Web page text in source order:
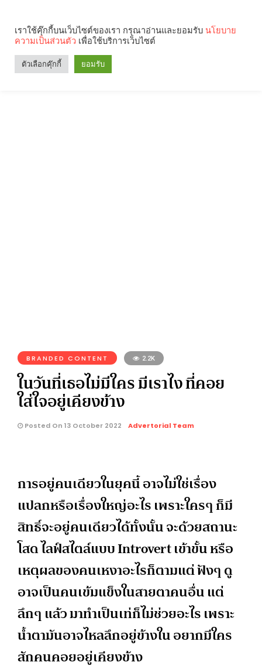
BRANDED CONTENT 2.2K
ในวันที่เธอไม่มีใคร มีเราไง ที่คอย
ใส่ใจอยู่เคียงข้าง
Posted On 13 October 2022 Advertorial Team
การอยู่คนเดียวในยุคนี้ อาจไม่ใช่เรื่อง
แปลกหรือเรื่องใหญ่อะไร เพราะใครๆ ก็มี
สิทธิ์จะอยู่คนเดียวได้ทั้งนั้น จะด้วยสถานะ
โสด ไลฟ์สไตล์แบบ Introvert เข้าขั้น หรือ
เหตุผลของคนเหงาอะไรก็ตามแต่ ฟังๆ ดู
อาจเป็นคนเข้มแข็งในสายตาคนอื่น แต่
ลึกๆ แล้ว มาทำเป็นเท่ก็ไม่ช่วยอะไร เพราะ
น้ำตามันอาจไหลลึกอยู่ข้างใน อยากมีใคร
สักคนคอยอยู่เคียงข้าง
เราใช้คุ๊กกี้บนเว็บไซต์ของเรา กรุณาอ่านและยอมรับ นโยบาย
ความเป็นส่วนตัว เพื่อใช้บริการเว็บไซต์
ตัวเลือกคุ๊กกี้ ยอมรับ